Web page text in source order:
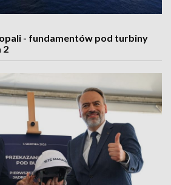
- fundamentów pod turbiny
2